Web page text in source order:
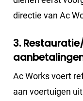
directie van Ac
3.
Ac Works voert
aan voertuigen